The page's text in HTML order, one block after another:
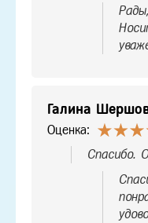
Галина
Оценка:
Спасибо.